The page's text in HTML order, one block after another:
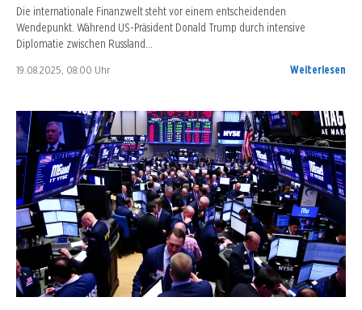
Die internationale Finanzwelt steht vor einem entscheidenden
Wendepunkt. Während US-Präsident Donald Trump durch intensive
Diplomatie zwischen Russland…
19.08.2025, 08:00 Uhr Weiterlesen